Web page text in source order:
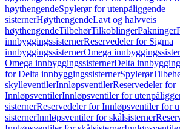
høythengendeSpylerør for utenpåliggende
sisternerHøythengendeLavt og halvveis
høythengendeTilbehørTilkoblingerPakninger
innbyggingssisternerReservedeler for Sigma
innbyggingssisternerOmega
Omega innbyggingssisternerDelta
for Delta innbyggingssisternerSpylerør
skylleventilerInnløpsventilerReservedeler for
InnløpsventilerInnløpsventiler for
sisternerReservedeler for Innløpsventiler for
sisternerInnløpsventiler for skålsisterner